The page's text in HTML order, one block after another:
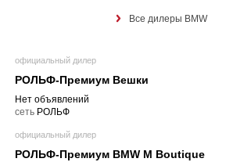
Все дилеры BMW
официальный дилер
РОЛЬФ-Премиум Вешки
Нет объявлений
cеть РОЛЬФ
официальный дилер
РОЛЬФ-Премиум BMW M Boutique